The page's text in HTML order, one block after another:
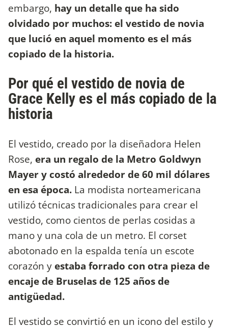
embargo, hay un detalle que ha sido
olvidado por muchos: el vestido de novia
que lució en aquel momento es el más
copiado de la historia.
Por qué el vestido de novia de
Grace Kelly es el más copiado de la
historia
El vestido, creado por la diseñadora Helen
Rose, era un regalo de la Metro Goldwyn
Mayer y costó alrededor de 60 mil dólares
en esa época. La modista norteamericana
utilizó técnicas tradicionales para crear el
vestido, como cientos de perlas cosidas a
mano y una cola de un metro. El corset
abotonado en la espalda tenía un escote
corazón y estaba forrado con otra pieza de
encaje de Bruselas de 125 años de
antigüedad.
El vestido se convirtió en un icono del estilo y